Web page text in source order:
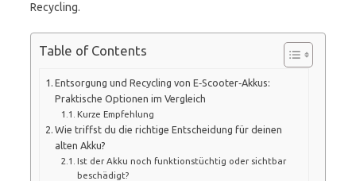
Recycling.
Table of Contents
Entsorgung und Recycling von E‑Scooter‑Akkus:
Praktische Optionen im Vergleich
Kurze Empfehlung
Wie triffst du die richtige Entscheidung für deinen
alten Akku?
Ist der Akku noch funktionstüchtig oder sichtbar
beschädigt?